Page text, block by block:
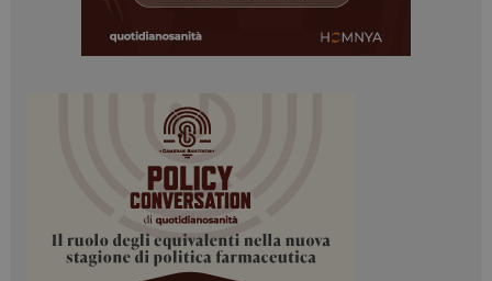
ARRAffinitySameSite
Microsoft Corporation
.www.dailyhealthindustry.it